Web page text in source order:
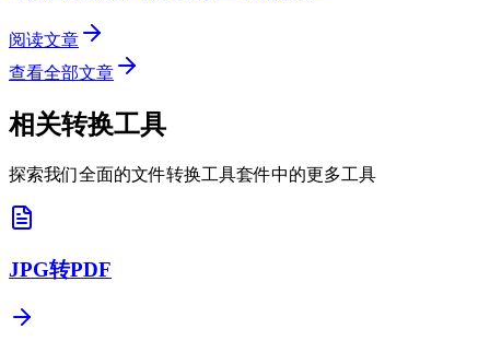
阅读文章
查看全部文章
相关转换工具
探索我们全面的文件转换工具套件中的更多工具
JPG转PDF